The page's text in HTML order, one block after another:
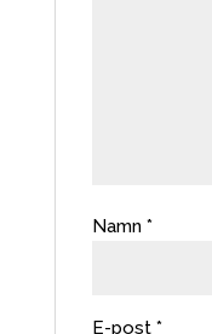
Namn *
E-post *